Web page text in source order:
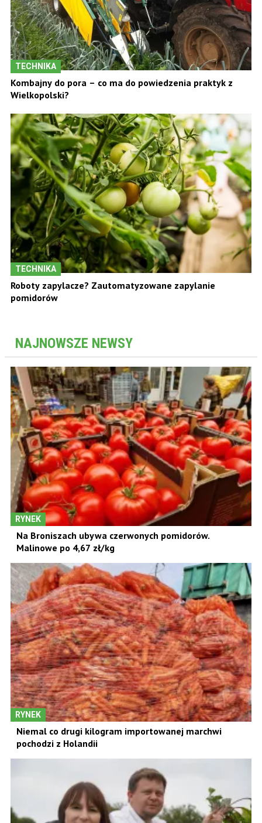
TECHNIKA
Kombajny do pora – co ma do powiedzenia praktyk z
Wielkopolski?
TECHNIKA
Roboty zapylacze? Zautomatyzowane zapylanie
pomidorów
NAJNOWSZE NEWSY
RYNEK
Na Broniszach ubywa czerwonych pomidorów.
Malinowe po 4,67 zł/kg
RYNEK
Niemal co drugi kilogram importowanej marchwi
pochodzi z Holandii